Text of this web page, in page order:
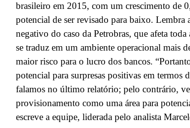
brasileiro em 2015, com um crescimento de
potencial de ser revisado para baixo. Lembra
negativo do caso da Petrobras, que afeta toda
se traduz em um ambiente operacional mais
maior risco para o lucro dos bancos.
potencial para surpresas positivas em termos
falamos no último relatório; pelo contrário,
provisionamento como uma área para
escreve a equipe, liderada pelo analista